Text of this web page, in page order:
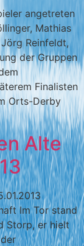
angetreten
Mathias
Reinfeldt,
der Gruppen
Finalisten
Orts-Derby
Alte
Im Tor stand
Storp, er hielt